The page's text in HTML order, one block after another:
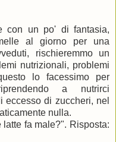
con un po' di fantasia,
al giorno per una
rischieremmo un
nutrizionali, problemi
lo facessimo per
a nutrirci
eccesso di zuccheri, nel
nulla.
fa male?". Risposta: